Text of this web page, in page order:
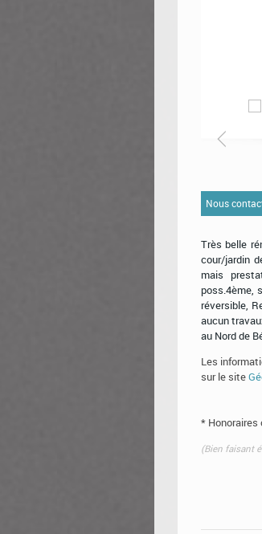
Nous
Très belle
cour/jardin
mais
poss.4ème,
réversible,
aucun
au Nord de
Les
sur le site
* Honoraires
(Bien faisant